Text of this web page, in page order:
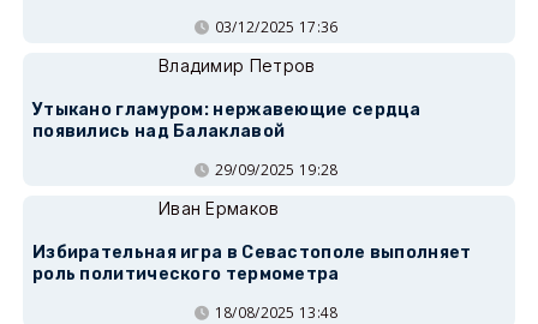
03/12/2025 17:36
Владимир Петров
Утыкано гламуром: нержавеющие сердца
появились над Балаклавой
29/09/2025 19:28
Иван Ермаков
Избирательная игра в Севастополе выполняет
роль политического термометра
18/08/2025 13:48